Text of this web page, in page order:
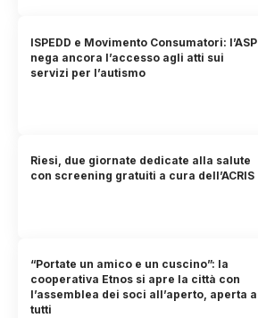
ISPEDD e Movimento Consumatori: l’ASP
nega ancora l’accesso agli atti sui
servizi per l’autismo
Riesi, due giornate dedicate alla salute
con screening gratuiti a cura dell’ACRIS
“Portate un amico e un cuscino”: la
cooperativa Etnos si apre la città con
l’assemblea dei soci all’aperto, aperta a
tutti